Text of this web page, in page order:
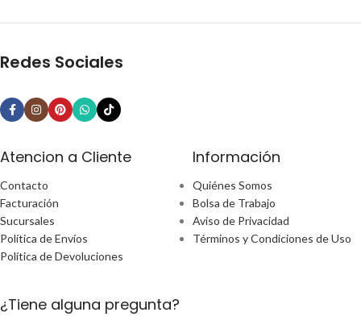
Redes Sociales
Atencion a Cliente
Contacto
Facturación
Sucursales
Política de Envíos
Política de Devoluciones
Información
Quiénes Somos
Bolsa de Trabajo
Aviso de Privacidad
Términos y Condiciones de Uso
¿Tiene alguna pregunta?